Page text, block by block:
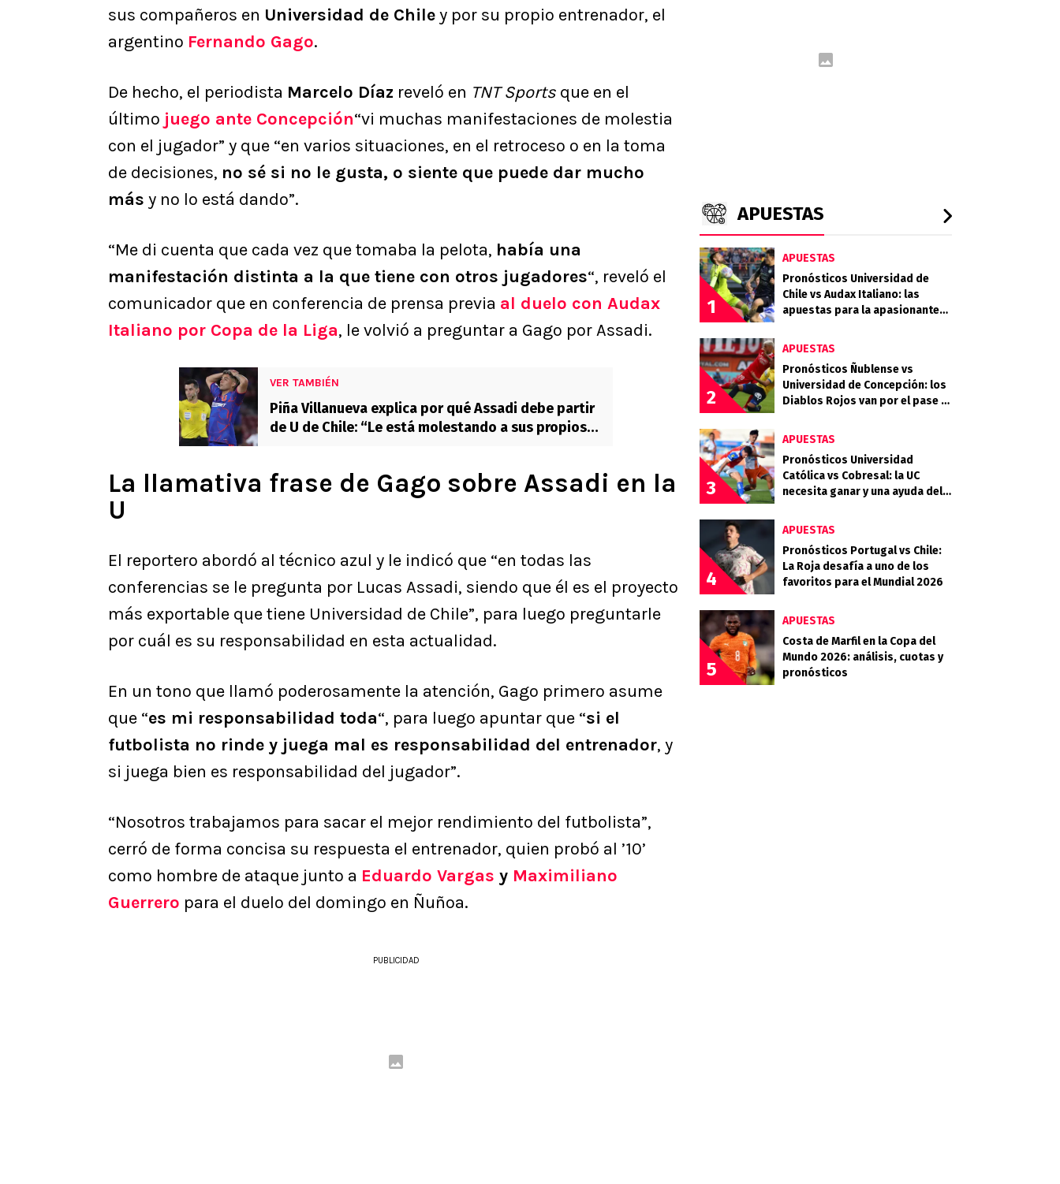
sus compañeros en Universidad de Chiley por su propio entrenador, el
argentino Fernando Gago.
De hecho, el periodista Marcelo Díaz reveló en TNT Sports que en el
último juego ante Concepción“vi muchas manifestaciones de molestia
con el jugador” y que “en varios situaciones, en el retroceso o en la toma
de decisiones, no sé si no le gusta, o siente que puede dar mucho
más y no lo está dando”.
“Me di cuenta que cada vez que tomaba la pelota, había una
manifestación distinta a la que tiene con otros jugadores“, reveló el
comunicador que en conferencia de prensa previa al duelo con Audax
Italiano por Copa de la Liga, le volvió a preguntar a Gago por Assadi.
VER TAMBIÉN
Piña Villanueva explica por qué Assadi debe partir
de U de Chile: “Le está molestando a sus propios
La llamativa frase de Gago sobre Assadi en la
U
El reportero abordó al técnico azul y le indicó que “en todas las
conferencias se le pregunta por Lucas Assadi, siendo que él es el proyecto
más exportable que tiene Universidad de Chile”, para luego preguntarle
por cuál es su responsabilidad en esta actualidad.
En un tono que llamó poderosamente la atención, Gago primero asume
que “es mi responsabilidad toda“, para luego apuntar que “si el
futbolista no rinde y juega mal es responsabilidad del entrenador, y
si juega bien es responsabilidad del jugador”.
“Nosotros trabajamos para sacar el mejor rendimiento del futbolista”,
cerró de forma concisa su respuesta el entrenador, quien probó al ’10’
como hombre de ataque junto a Eduardo Vargas y Maximiliano
Guerrero para el duelo del domingo en Ñuñoa.
PUBLICIDAD
APUESTAS
1
APUESTAS
Pronósticos Universidad de
Chile vs Audax Italiano: las
apuestas para la apasionante
2
APUESTAS
Pronósticos Ñublense vs
Universidad de Concepción: los
Diablos Rojos van por el pase a
3
APUESTAS
Pronósticos Universidad
Católica vs Cobresal: la UC
necesita ganar y una ayuda del
4
APUESTAS
Pronósticos Portugal vs Chile:
La Roja desafía a uno de los
favoritos para el Mundial 2026
5
APUESTAS
Costa de Marfil en la Copa del
Mundo 2026: análisis, cuotas y
pronósticos